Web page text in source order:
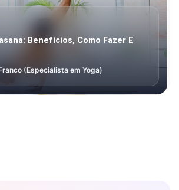
Benefícios, Como Fazer E
(Especialista em Yoga)